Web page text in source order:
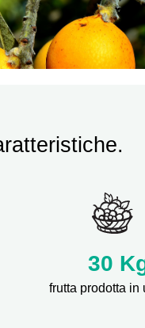
30
frutta prodotta in